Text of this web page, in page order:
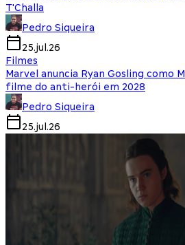
T'Challa
Pedro Siqueira
25.jul.26
Filmes
Marvel anuncia Ryan Gosling como
filme do anti-herói em 2028
Pedro Siqueira
25.jul.26